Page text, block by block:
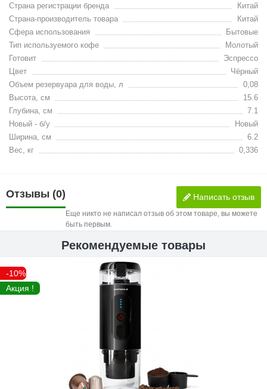
Страна регистрации бренда
Китай
Страна-производитель товара
Китай
Сфера использования
Бытовые
Тип используемого кофе
Молотый
Готовит
Эспрессо
Цвет
Чёрный
Объем резервуара для воды, л
0,08
Высота, см
15.6
Глубина, см
7.1
Новый - б/у
Новый
Ширина, см
6.2
Вес, кг
0,336
Отзывы (0) Написать отзыв
Еще никто не написал отзыв об этом товаре, вы можете
быть первым.
Рекомендуемые товары
-10%
Акция !